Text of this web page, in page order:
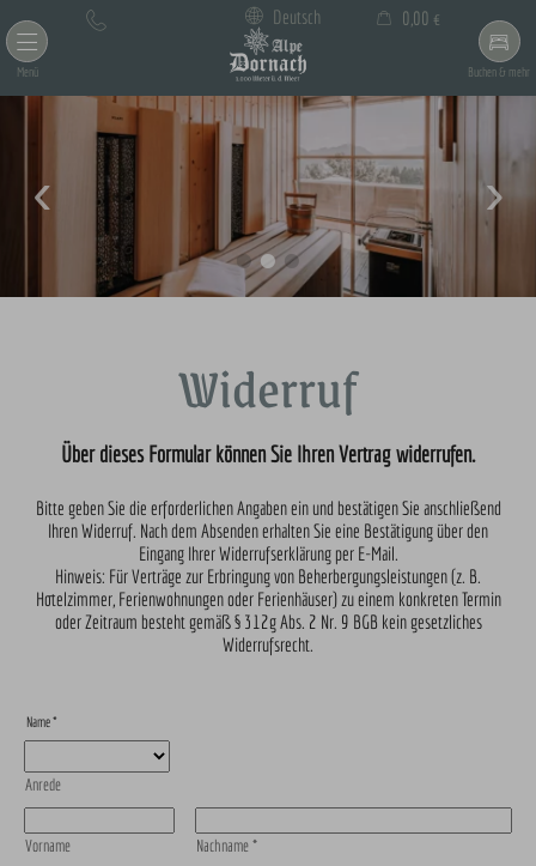
Menü Buchen & mehr
Deutsch 0,00 €
Warenkorb ist leer
Widerruf
Über dieses Formular können Sie Ihren Vertrag widerrufen.
Bitte geben Sie die erforderlichen Angaben ein und bestätigen Sie anschließend
Ihren Widerruf. Nach dem Absenden erhalten Sie eine Bestätigung über den
Eingang Ihrer Widerrufserklärung per E-Mail.
Hinweis: Für Verträge zur Erbringung von Beherbergungsleistungen (z. B.
Hotelzimmer, Ferienwohnungen oder Ferienhäuser) zu einem konkreten Termin
oder Zeitraum besteht gemäß § 312g Abs. 2 Nr. 9 BGB kein gesetzliches
Widerrufsrecht.
Name*
Anrede
Vorname Nachname*